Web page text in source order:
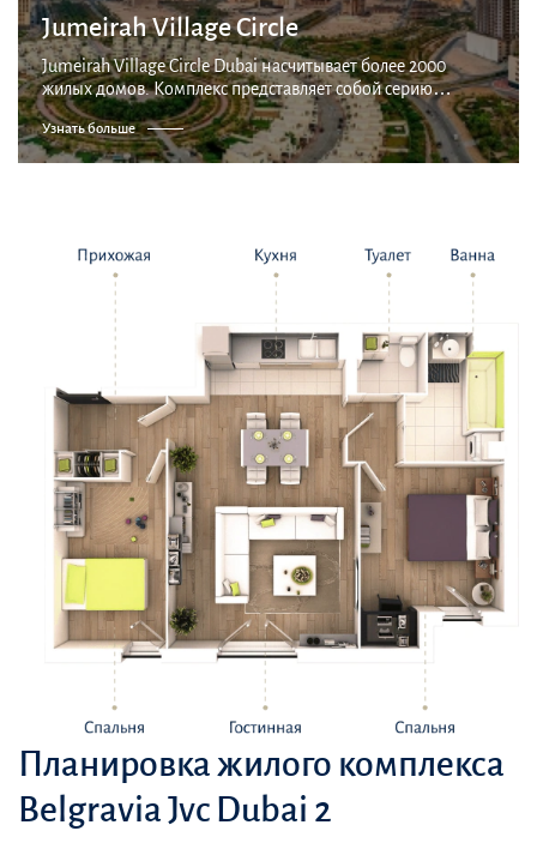
Jumeirah Village Circle
Jumeirah Village Circle Dubai насчитывает более 2000
жилых домов. Комплекс представляет собой серию
деревень, соединенных парками и каналами, со
множеством квартир, вилл и таунхаусов. Большинство
жилы...
Узнать больше
Планировка жилого комплекса
Belgravia Jvc Dubai 2